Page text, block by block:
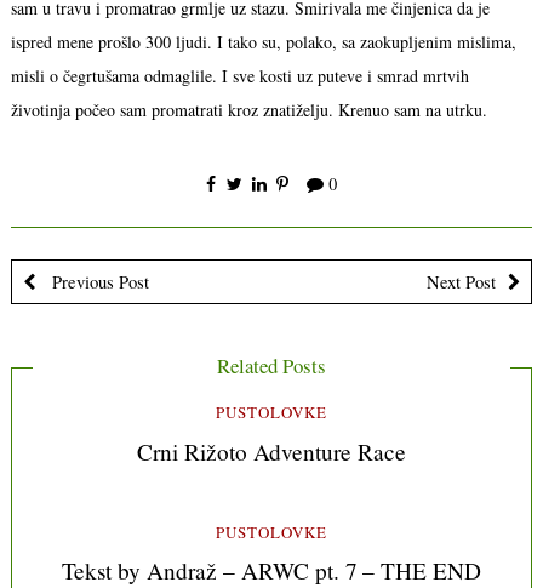
sam u travu i promatrao grmlje uz stazu. Smirivala me činjenica da je
ispred mene prošlo 300 ljudi. I tako su, polako, sa zaokupljenim mislima,
misli o čegrtušama odmaglile. I sve kosti uz puteve i smrad mrtvih
životinja počeo sam promatrati kroz znatiželju. Krenuo sam na utrku.
0
Previous Post Next Post
Related Posts
PUSTOLOVKE
Crni Rižoto Adventure Race
PUSTOLOVKE
Tekst by Andraž – ARWC pt. 7 – THE END